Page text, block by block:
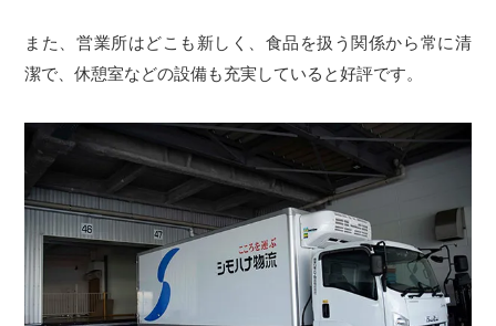
また、営業所はどこも新しく、食品を扱う関係から常に清
潔で、休憩室などの設備も充実していると好評です。